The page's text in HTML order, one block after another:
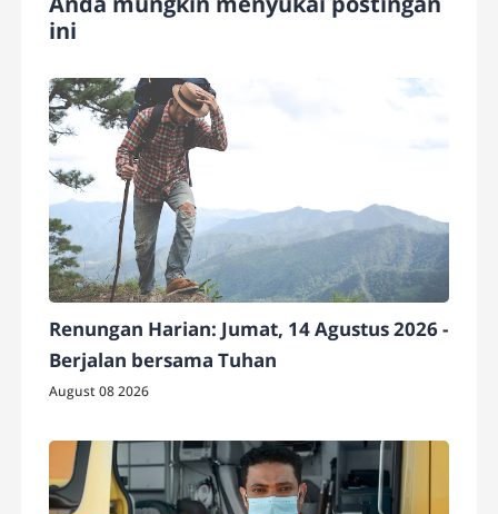
ini
Renungan Harian: Jumat, 14 Agustus 2026 -
Berjalan bersama Tuhan
August 08 2026